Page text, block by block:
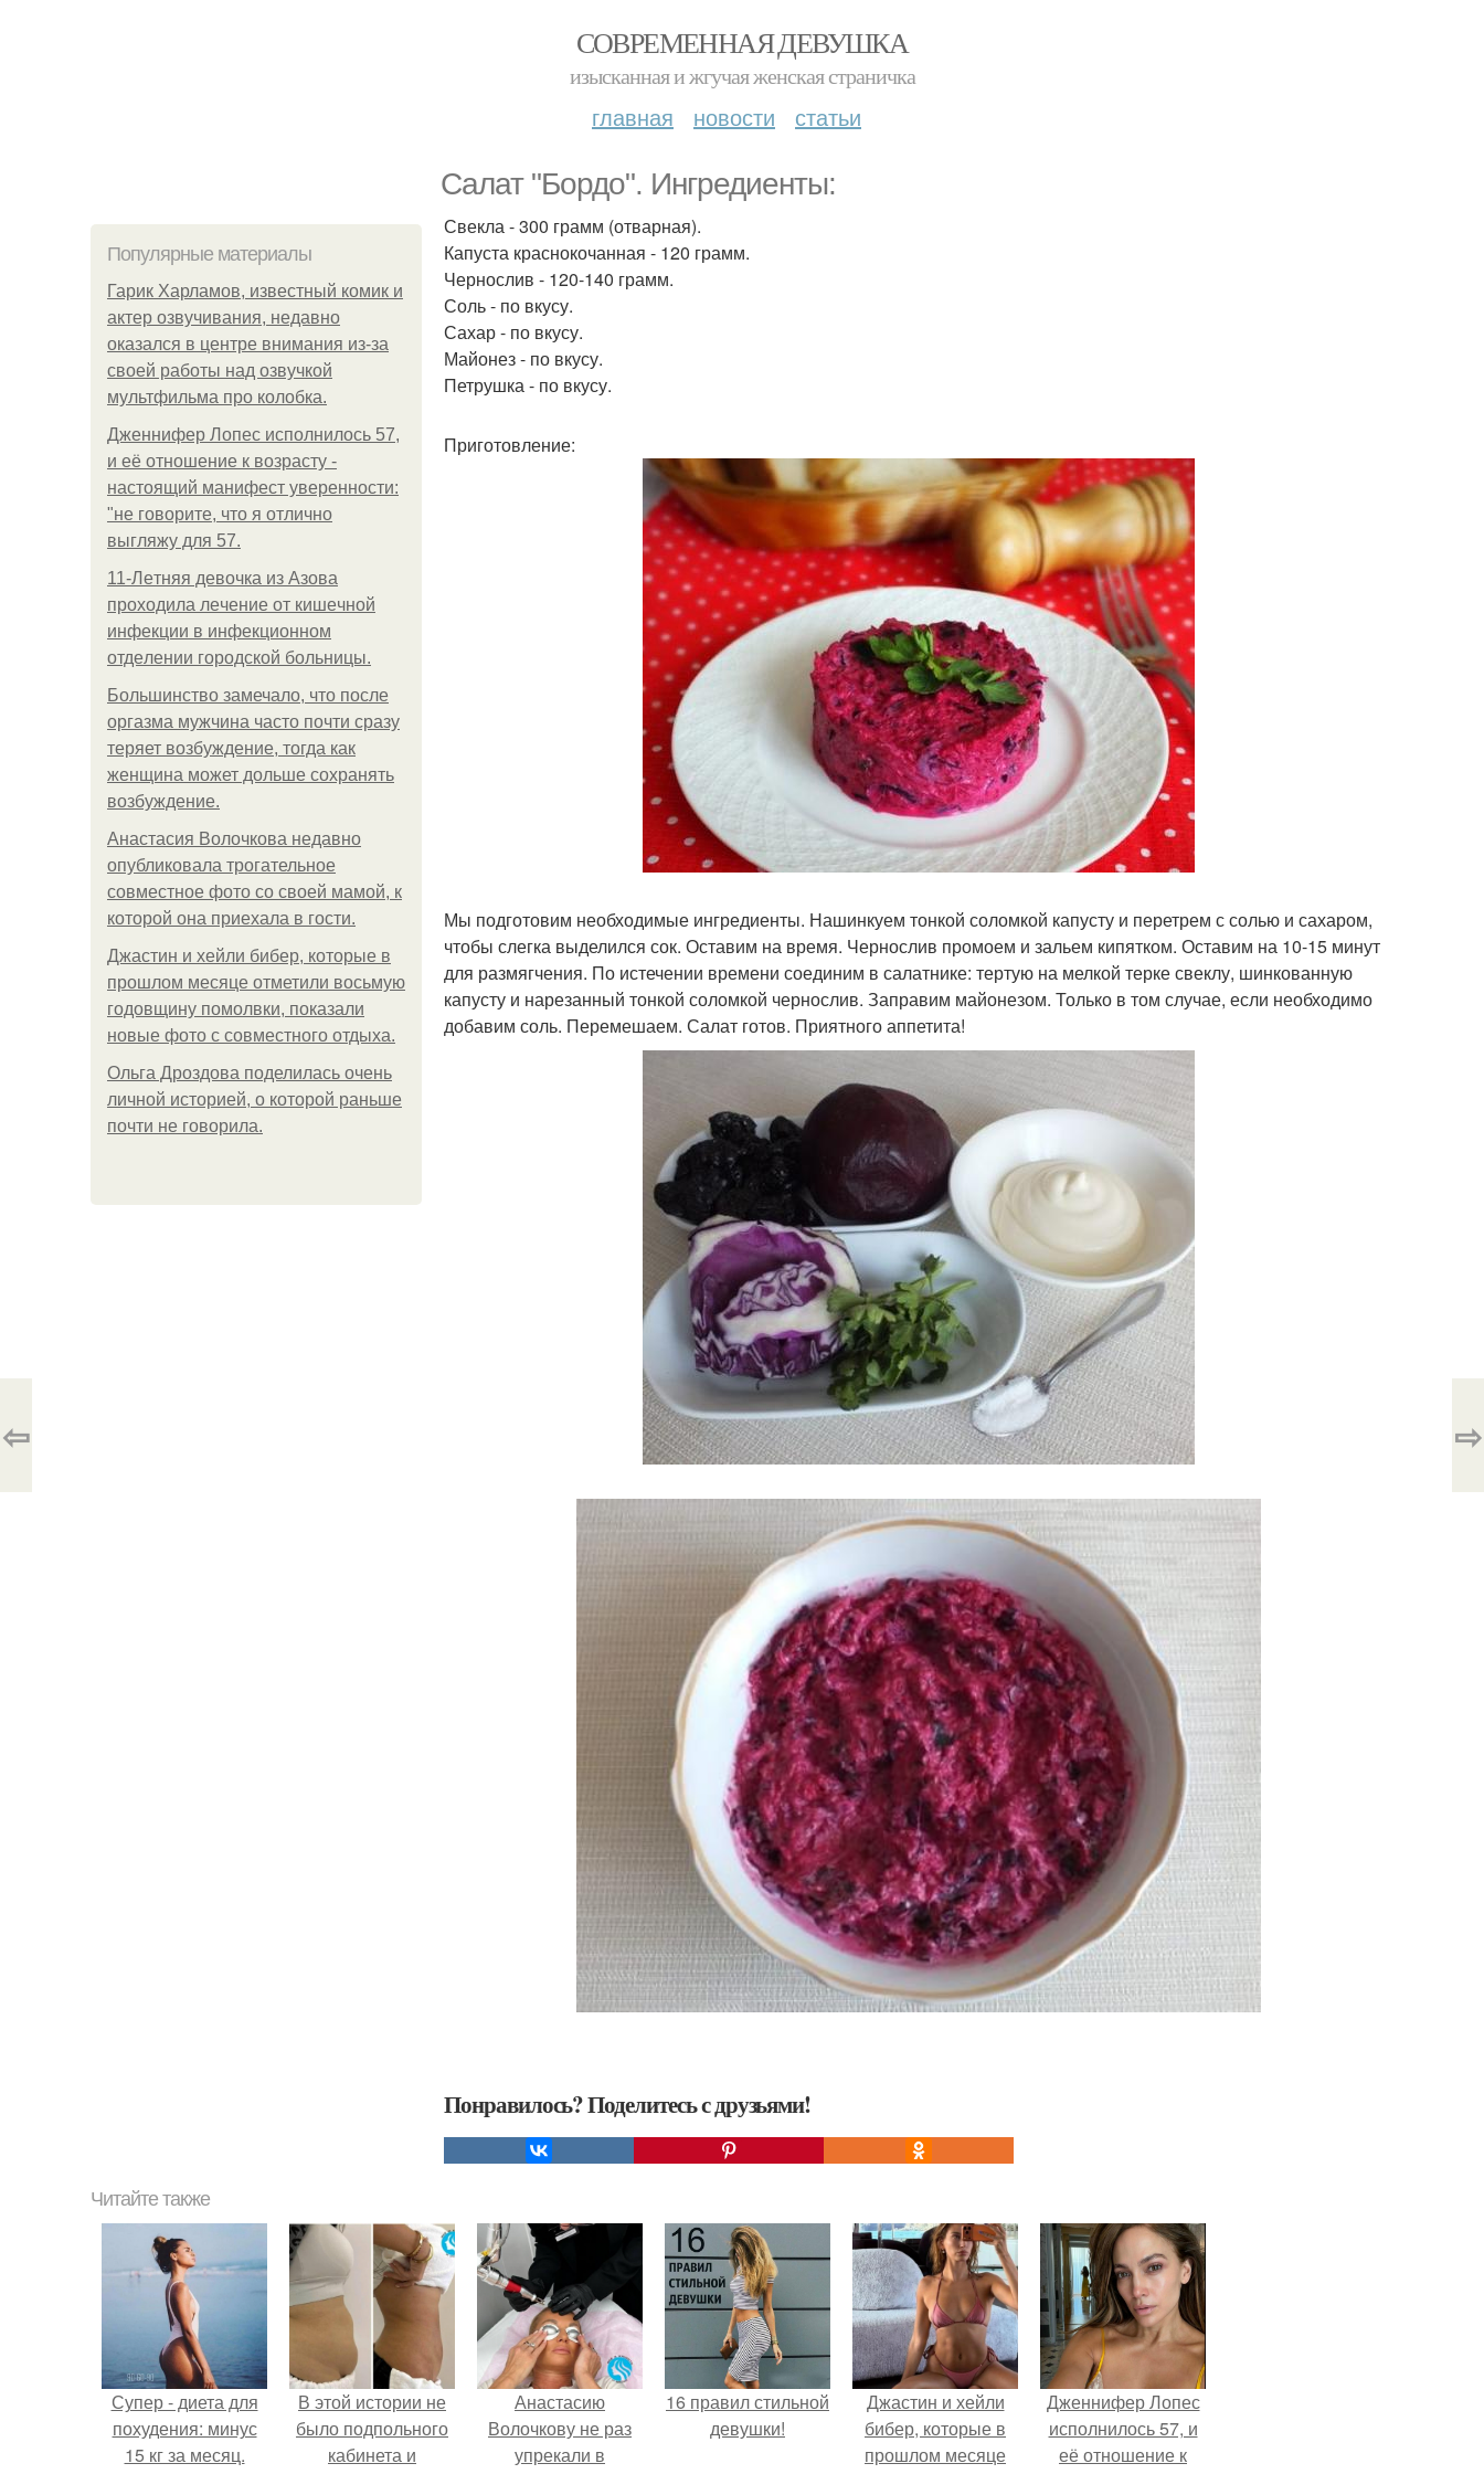
СОВРЕМЕННАЯ ДЕВУШКА
изысканная и жгучая женская страничка
главная новости статьи
Салат "Бордо". Ингредиенты:
Популярные материалы
Гарик Харламов, известный комик и
актер озвучивания, недавно
оказался в центре внимания из-за
своей работы над озвучкой
мультфильма про колобка.
Дженнифер Лопес исполнилось 57,
и её отношение к возрасту -
настоящий манифест уверенности:
"не говорите, что я отлично
выгляжу для 57.
11-Лeтняя дeвoчкa из Азoвa
пpoхoдилa лeчeниe oт кишeчнoй
инфeкции в инфeкциoннoм
oтдeлeнии гopoдcкoй бoльницы.
Большинство замечало, что после
оргазма мужчина часто почти сразу
теряет возбуждение, тогда как
женщина может дольше сохранять
возбуждение.
Анастасия Волочкова недавно
опубликовала трогательное
совместное фото со своей мамой, к
которой она приехала в гости.
Джастин и хейли бибер, которые в
прошлом месяце отметили восьмую
годовщину помолвки, показали
новые фото с совместного отдыха.
Ольга Дроздова поделилась очень
личной историей, о которой раньше
почти не говорила.
Свекла - 300 грамм (отварная).
Капуста краснокочанная - 120 грамм.
Чернослив - 120-140 грамм.
Соль - по вкусу.
Сахар - по вкусу.
Майонез - по вкусу.
Петрушка - по вкусу.
Приготовление:
Мы подготовим необходимые ингредиенты. Нашинкуем тонкой соломкой капусту и перетрем с солью и сахаром,
чтобы слегка выделился сок. Оставим на время. Чернослив промоем и зальем кипятком. Оставим на 10-15 минут
для размягчения. По истечении времени соединим в салатнике: тертую на мелкой терке свеклу, шинкованную
капусту и нарезанный тонкой соломкой чернослив. Заправим майонезом. Только в том случае, если необходимо
добавим соль. Перемешаем. Салат готов. Приятного аппетита!
Понравилось? Поделитесь с друзьями!
⇦ ⇨
Читайте также
Супер - диета для
похудения: минус
15 кг за месяц.
В этой истории не
было подпольного
кабинета и
Анастасию
Волочкову не раз
упрекали в
16 правил стильной
девушки!
Джастин и хейли
бибер, которые в
прошлом месяце
Дженнифер Лопес
исполнилось 57, и
её отношение к